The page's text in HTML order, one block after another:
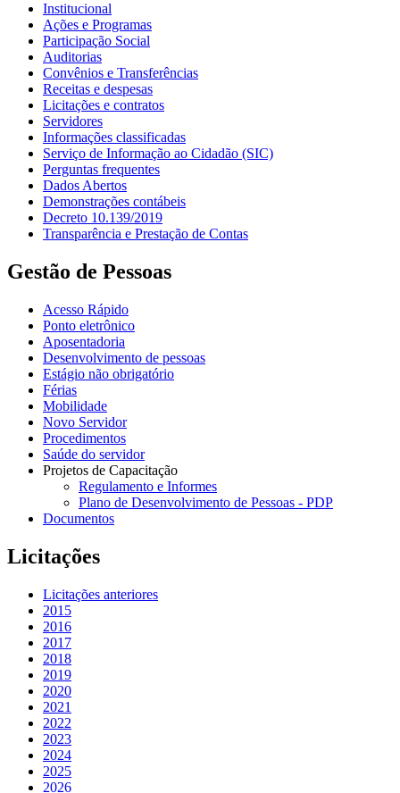
Institucional
Ações e Programas
Participação Social
Auditorias
Convênios e Transferências
Receitas e despesas
Licitações e contratos
Servidores
Informações classificadas
Serviço de Informação ao Cidadão (SIC)
Perguntas frequentes
Dados Abertos
Demonstrações contábeis
Decreto 10.139/2019
Transparência e Prestação de Contas
Gestão de Pessoas
Acesso Rápido
Ponto eletrônico
Aposentadoria
Desenvolvimento de pessoas
Estágio não obrigatório
Férias
Mobilidade
Novo Servidor
Procedimentos
Saúde do servidor
Projetos de Capacitação
Regulamento e Informes
Plano de Desenvolvimento de Pessoas - PDP
Documentos
Licitações
Licitações anteriores
2015
2016
2017
2018
2019
2020
2021
2022
2023
2024
2025
2026